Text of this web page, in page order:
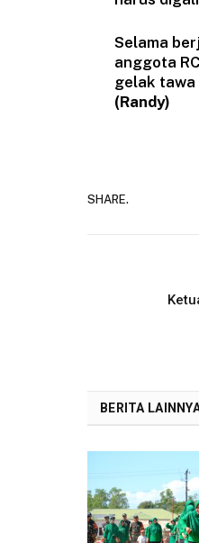
Selama
anggota
gelak tawa
(Randy)
SHARE.
BERITA